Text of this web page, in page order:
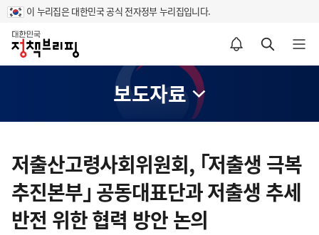
이 누리집은 대한민국 공식 전자정부 누리집입니다.
홈
알림설정 바로가기 검색 바로가기 메뉴 열기
보도자료
텐
츠
영
역
저출산고령사회위원회, ｢저출생 극복
추진본부｣ 공동대표단과 저출생 추세
반전 위한 협력 방안 논의